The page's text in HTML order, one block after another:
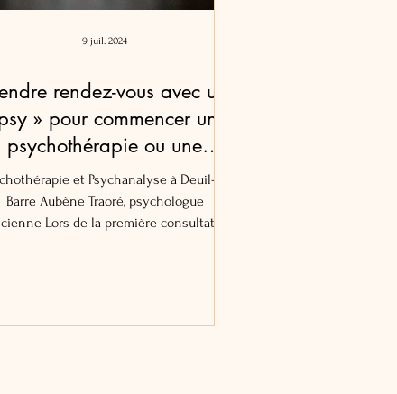
rendez-vous avec un
» pour commencer une
psychothérapie ou une
psychanalyse ?
et Psychanalyse à Deuil-la-
Barre Aubène Traoré, psychologue
la première consultation
les psy chologues scolaires, les
9 juil. 2024